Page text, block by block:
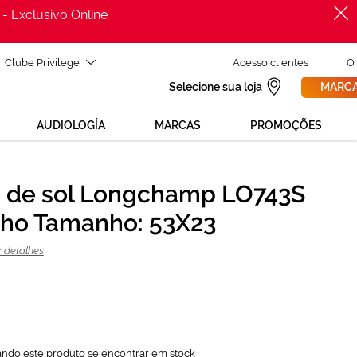
Exclusivo Online
Clube Privilege Acesso clientes O
Selecione sua loja
AUDIOLOGÍA MARCAS PROMOÇÕES
PROCURAR
€
€
sol Longchamp LO743S
Tamanho: 53X23
detalhes
este produto se encontrar em stock